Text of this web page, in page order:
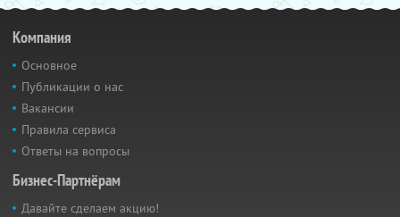
Компания
Основное
Публикации о нас
Вакансии
Правила сервиса
Ответы на вопросы
Бизнес-Партнёрам
Давайте сделаем акцию!